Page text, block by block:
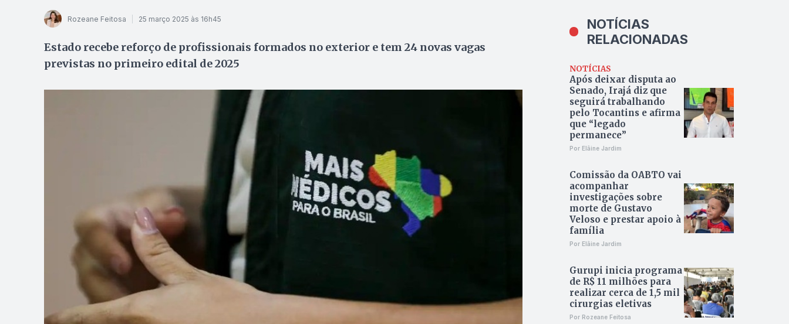
Rozeane Feitosa 25 março 2025 às 16h45
Estado recebe reforço de profissionais formados no exterior e tem 24 novas vagas
previstas no primeiro edital de 2025
NOTÍCIAS
RELACIONADAS
NOTÍCIAS
Após deixar disputa ao
Senado, Irajá diz que
seguirá trabalhando
pelo Tocantins e afirma
que “legado
permanece”
Por Elâine Jardim
Comissão da OABTO vai
acompanhar
investigações sobre
morte de Gustavo
Veloso e prestar apoio à
família
Por Elâine Jardim
Gurupi inicia programa
de R$ 11 milhões para
realizar cerca de 1,5 mil
cirurgias eletivas
Por Rozeane Feitosa